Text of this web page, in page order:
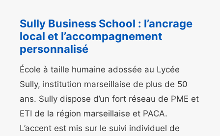
Sully Business School : l’ancrage
local et l’accompagnement
personnalisé
École à taille humaine adossée au Lycée
Sully, institution marseillaise de plus de 50
ans. Sully dispose d’un fort réseau de PME et
ETI de la région marseillaise et PACA.
L’accent est mis sur le suivi individuel de